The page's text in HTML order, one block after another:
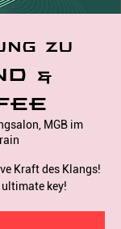
zu
&
MGB im
Kraft des Klangs!
ultimate key!